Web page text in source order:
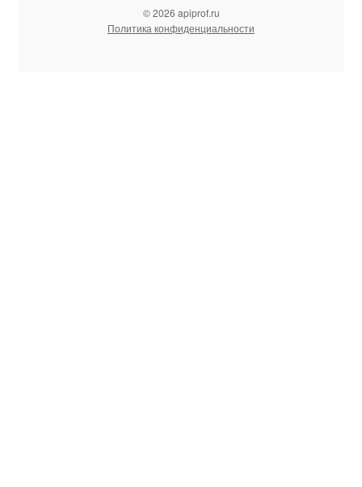
© 2026 apiprof.ru
Политика конфиденциальности